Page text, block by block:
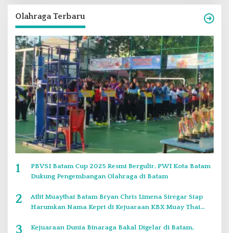
Olahraga Terbaru
1
PBVSI Batam Cup 2025 Resmi Bergulir, PWI Kota Batam
Dukung Pengembangan Olahraga di Batam
2
Atlit Muaythai Batam Bryan Chris Limena Siregar Siap
Harumkan Nama Kepri di Kejuaraan KBX Muay Thai
3
Kejuaraan Dunia Binaraga Bakal Digelar di Batam,